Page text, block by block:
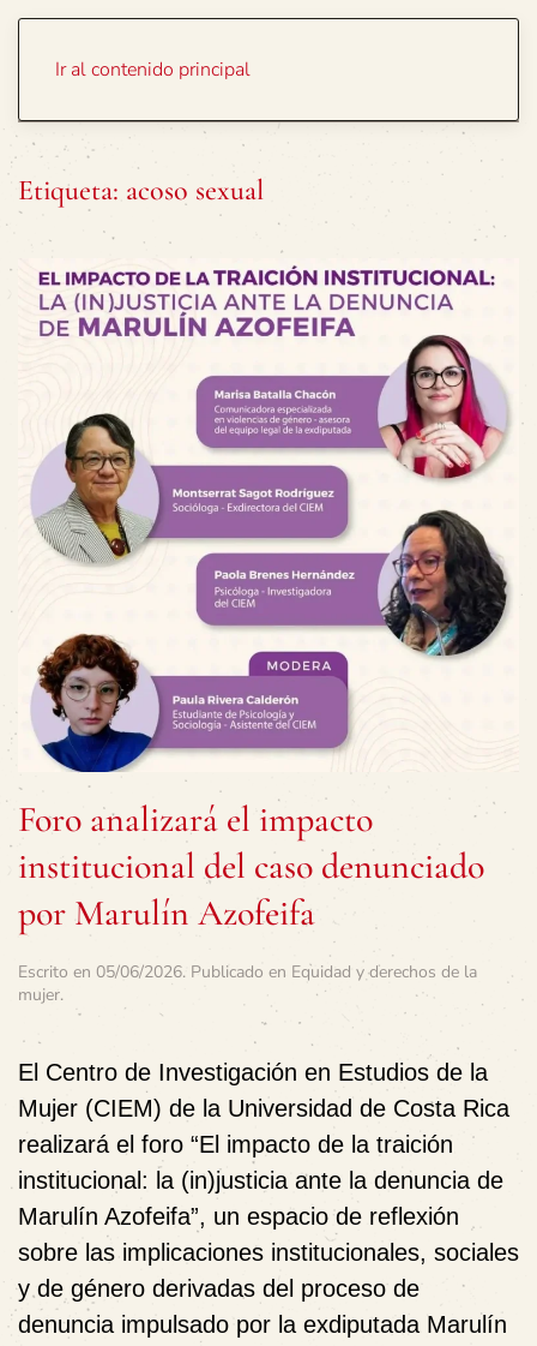
Ir al contenido principal
Etiqueta: acoso sexual
Foro analizará el impacto
institucional del caso denunciado
por Marulín Azofeifa
Escrito en 05/06/2026. Publicado en Equidad y derechos de la
mujer.
El Centro de Investigación en Estudios de la
Mujer (CIEM) de la Universidad de Costa Rica
realizará el foro “El impacto de la traición
institucional: la (in)justicia ante la denuncia de
Marulín Azofeifa”, un espacio de reflexión
sobre las implicaciones institucionales, sociales
y de género derivadas del proceso de
denuncia impulsado por la exdiputada Marulín